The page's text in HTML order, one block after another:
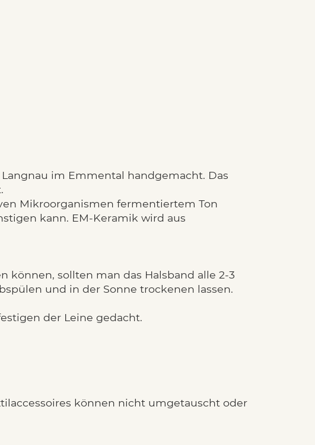
im Emmental handgemacht. Das
Mikroorganismen fermentiertem Ton
kann. EM-Keramik wird aus
sollten man das Halsband alle 2-3
und in der Sonne trockenen lassen.
der Leine gedacht.
können nicht umgetauscht oder